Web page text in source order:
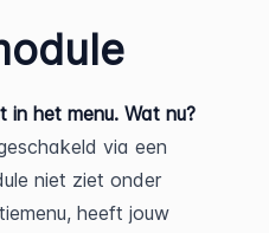
in het menu. Wat nu?
via een
heeft jouw